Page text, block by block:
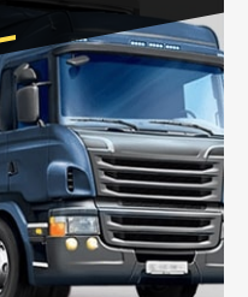
Еврофура от 5 до
руб.
грузов с
режима, работающим
кузова и мед.